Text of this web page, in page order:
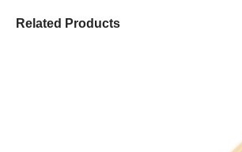
Related Products